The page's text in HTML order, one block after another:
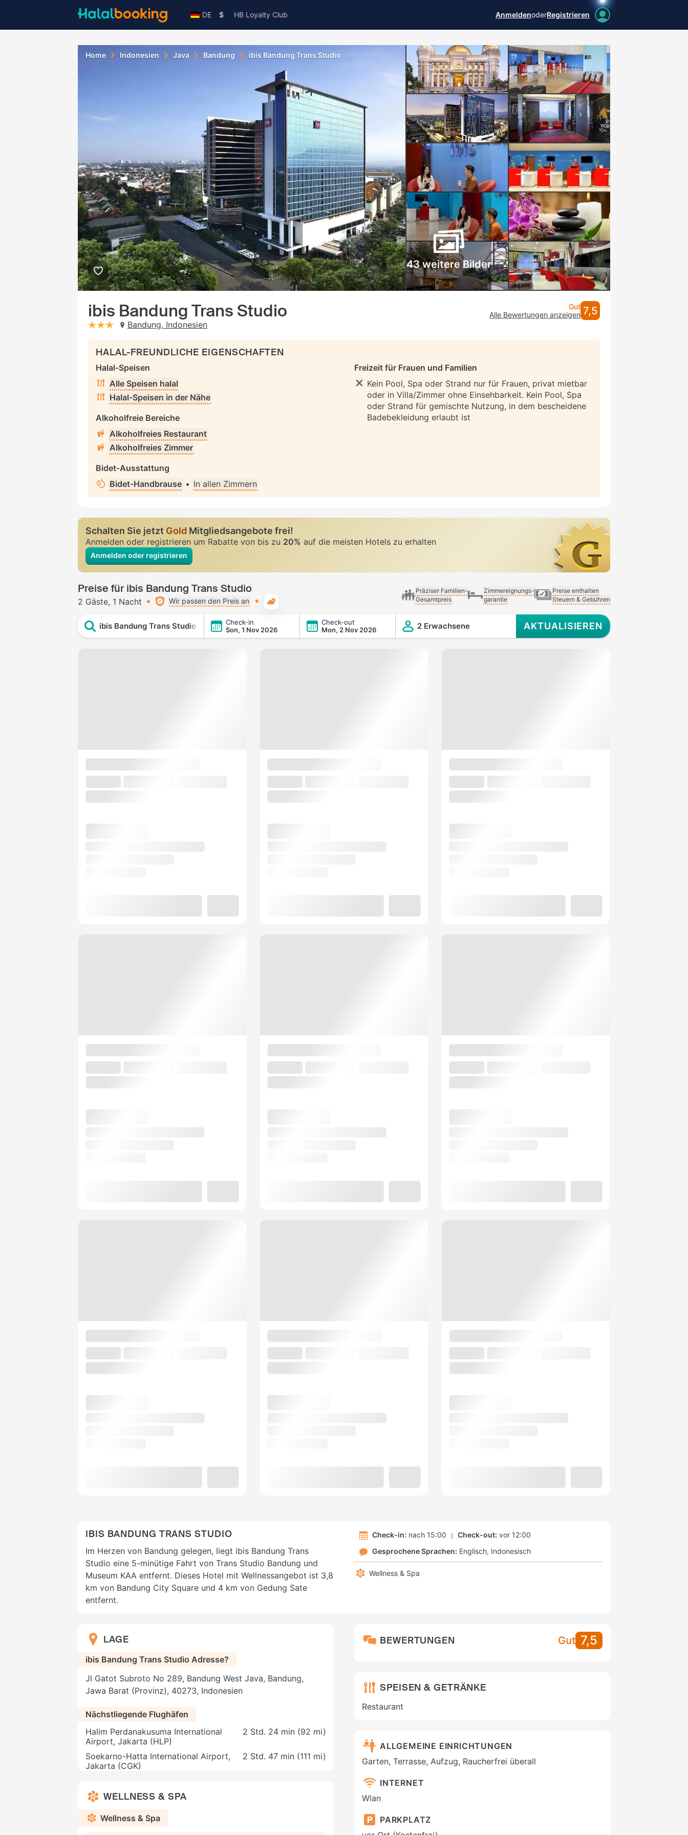
DE $ HB Loyalty Club AnmeldenoderRegistrieren
Home Indonesien Java Bandung ibis Bandung Trans Studio
43 weitere Bilder
ibis Bandung Trans Studio
stars: 3Bandung, Indonesien
Gut
Alle Bewertungen anzeigen 7,5
HALAL-FREUNDLICHE EIGENSCHAFTEN
Halal-Speisen
Alle Speisen halal
Halal-Speisen in der Nähe
Alkoholfreie Bereiche
Alkoholfreies Restaurant
Alkoholfreies Zimmer
Bidet-Ausstattung
Bidet-Handbrause • In allen Zimmern
Freizeit für Frauen und Familien
Kein Pool, Spa oder Strand nur für Frauen, privat mietbar
oder in Villa/Zimmer ohne Einsehbarkeit. Kein Pool, Spa
oder Strand für gemischte Nutzung, in dem bescheidene
Badebekleidung erlaubt ist
Schalten Sie jetztGoldMitgliedsangebote frei!
Anmelden oder registrieren um Rabatte von bis zu 20%auf die meisten Hotels zu erhalten
Anmelden oder registrieren
Preise für ibis Bandung Trans Studio
2 Gäste 1 Nacht Wir passen den Preis an
Präziser Familien-
Gesamtpreis
Zimmereignungs-
garantie
Preise enthalten
Steuern & Gebühren
ibis Bandung Trans Studio
Check-in
Son, 1 Nov 2026
Check-out
Mon, 2 Nov 2026
2 Erwachsene AKTUALISIEREN
IBIS BANDUNG TRANS STUDIO
Im Herzen von Bandung gelegen, liegt ibis Bandung Trans
Studio eine 5-minütige Fahrt von Trans Studio Bandung und
Museum KAA entfernt. Dieses Hotel mit Wellnessangebot ist 3,8
km von Bandung City Square und 4 km von Gedung Sate
entfernt.
Check-in: nach 15:00 Check-out: vor 12:00
Gesprochene Sprachen: Englisch Indonesisch
Wellness & Spa
LAGE
ibis Bandung Trans Studio Adresse?
Jl Gatot Subroto No 289, Bandung West Java, Bandung,
Jawa Barat (Provinz), 40273, Indonesien
Nächstliegende Flughäfen
Halim Perdanakusuma International
Airport, Jakarta (HLP)
2 Std. 24 min (92 mi)
Soekarno-Hatta International Airport,
Jakarta (CGK)
2 Std. 47 min (111 mi)
WELLNESS & SPA
Wellness & Spa
BEWERTUNGEN Gut 7,5
SPEISEN & GETRÄNKE
Restaurant
ALLGEMEINE EINRICHTUNGEN
Garten, Terrasse, Aufzug, Raucherfrei überall
INTERNET
Wlan
PARKPLATZ